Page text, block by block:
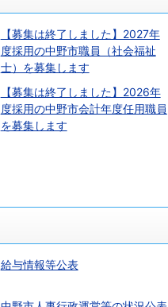
【募集は終了しました】2027年
度採用の中野市職員（社会福祉
士）を募集します
【募集は終了しました】2026年
度採用の中野市会計年度任用職員
を募集します
給与情報等公表